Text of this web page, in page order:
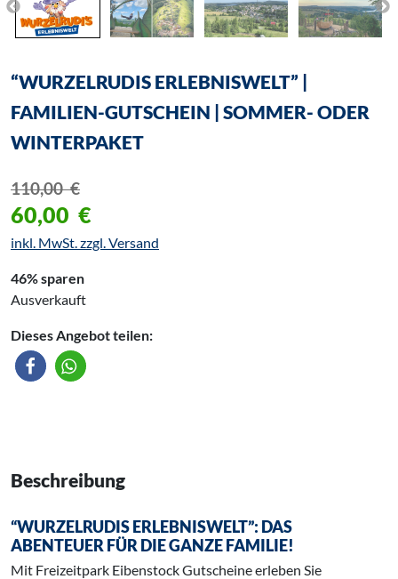
“WURZELRUDIS ERLEBNISWELT” |
FAMILIEN-GUTSCHEIN | SOMMER- ODER
WINTERPAKET
110,00€
60,00 €
inkl. MwSt. zzgl. Versand
46% sparen
Ausverkauft
Dieses Angebot teilen:
Beschreibung
“WURZELRUDIS ERLEBNISWELT”: DAS
ABENTEUER FÜR DIE GANZE FAMILIE!
Mit Freizeitpark Eibenstock Gutscheine erleben Sie